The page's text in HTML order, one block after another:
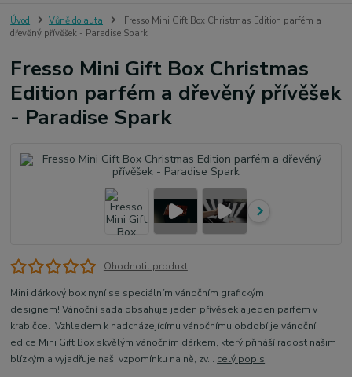
Úvod Vůně do auta
Fresso Mini Gift Box Christmas Edition parfém a
dřevěný přívěšek - Paradise Spark
Fresso Mini Gift Box Christmas
Edition parfém a dřevěný přívěšek
- Paradise Spark
Ohodnotit produkt
Mini dárkový box nyní se speciálním vánočním grafickým
designem! Vánoční sada obsahuje jeden přívěsek a jeden parfém v
krabičce. Vzhledem k nadcházejícímu vánočnímu období je vánoční
edice Mini Gift Box skvělým vánočním dárkem, který přináší radost našim
blízkým a vyjadřuje naši vzpomínku na ně, zv... celý popis